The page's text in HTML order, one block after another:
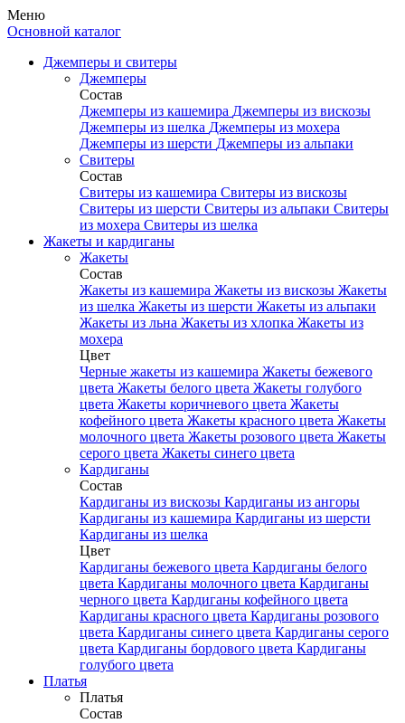
Меню
Основной каталог
Джемперы и свитеры
Джемперы
Состав
Джемперы из кашемира Джемперы из вискозы
Джемперы из шелка Джемперы из мохера
Джемперы из шерсти Джемперы из альпаки
Свитеры
Состав
Свитеры из кашемира Свитеры из вискозы
Свитеры из шерсти Свитеры из альпаки Свитеры
из мохера Свитеры из шелка
Жакеты и кардиганы
Жакеты
Состав
Жакеты из кашемира Жакеты из вискозы Жакеты
из шелка Жакеты из шерсти Жакеты из альпаки
Жакеты из льна Жакеты из хлопка Жакеты из
мохера
Цвет
Черные жакеты из кашемира Жакеты бежевого
цвета Жакеты белого цвета Жакеты голубого
цвета Жакеты коричневого цвета Жакеты
кофейного цвета Жакеты красного цвета Жакеты
молочного цвета Жакеты розового цвета Жакеты
серого цвета Жакеты синего цвета
Кардиганы
Состав
Кардиганы из вискозы Кардиганы из ангоры
Кардиганы из кашемира Кардиганы из шерсти
Кардиганы из шелка
Цвет
Кардиганы бежевого цвета Кардиганы белого
цвета Кардиганы молочного цвета Кардиганы
черного цвета Кардиганы кофейного цвета
Кардиганы красного цвета Кардиганы розового
цвета Кардиганы синего цвета Кардиганы серого
цвета Кардиганы бордового цвета Кардиганы
голубого цвета
Платья
Платья
Состав